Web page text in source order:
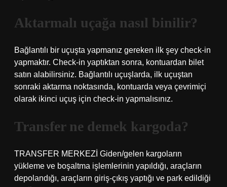
Aktarmalı uçağa nasıl binilir?
Bağlantılı bir uçuşta yapmanız gereken ilk şey check-in
yapmaktır. Check-in yaptıktan sonra, kontuardan bilet
satın alabilirsiniz. Bağlantılı uçuşlarda, ilk uçuştan
sonraki aktarma noktasında, kontuarda veya çevrimiçi
olarak ikinci uçuş için check-in yapmalısınız.
Transfer ne demek kargoda?
TRANSFER MERKEZİ Giden/gelen kargoların
yükleme ve boşaltma işlemlerinin yapıldığı, araçların
depolandığı, araçların giriş-çıkış yaptığı ve park edildiği